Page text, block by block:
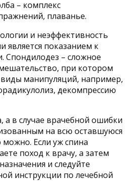
– комплекс
плаванье.
и неэффективность
является показанием к
– сложное
при котором
манипуляций, например,
декомпрессию
в случае врачебной ошибки
на всю оставшуюся
Если уж спина
поход к врачу, а затем
и следуйте
инструкции по лечебной